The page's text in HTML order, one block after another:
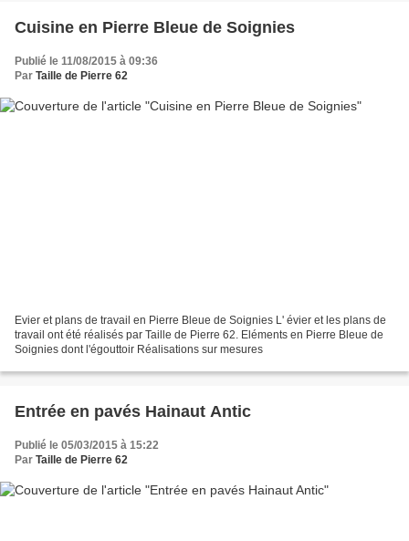
Cuisine en Pierre Bleue de Soignies
Publié le 11/08/2015 à 09:36
Par Taille de Pierre 62
Evier et plans de travail en Pierre Bleue de Soignies L' évier et les plans de
travail ont été réalisés par Taille de Pierre 62. Eléments en Pierre Bleue de
Soignies dont l'égouttoir ​Réalisations sur mesures
Entrée en pavés Hainaut Antic
Publié le 05/03/2015 à 15:22
Par Taille de Pierre 62